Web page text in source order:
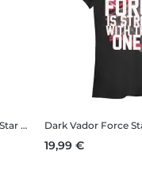
Star Wars - Dark Vador Force Stack Vader - Unisex Sweat à capuche Dark Vador Force
19,99 €